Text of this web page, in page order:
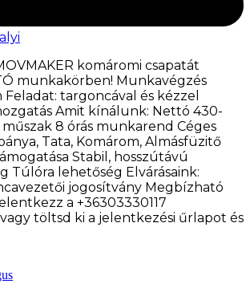
komáromi csapatát
munkakörben! Munkavégzés
Feladat: targoncával és kézzel
Amit kínálunk: Nettó 430-
8 órás munkarend Céges
Tata, Komárom, Almásfüzitő
Stabil, hosszútávú
Túlóra lehetőség Elvárásaink:
jogosítvány Megbízható
a +36303330117
töltsd ki a jelentkezési űrlapot és